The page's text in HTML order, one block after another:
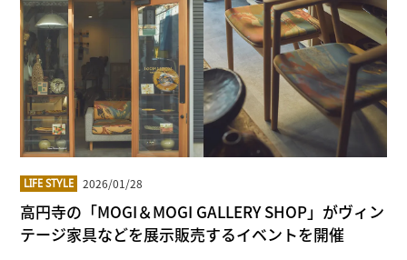
LIFE STYLE 2026/01/28
高円寺の「MOGI＆MOGI GALLERY SHOP」がヴィン
テージ家具などを展示販売するイベントを開催